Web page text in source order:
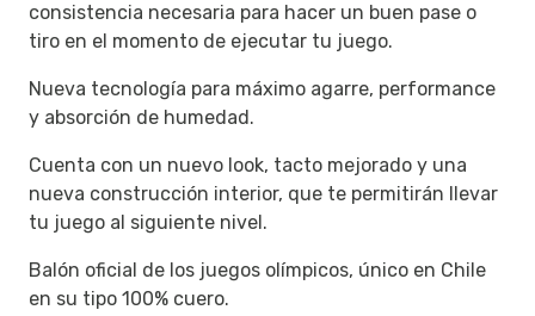
consistencia necesaria para hacer un buen pase o
tiro en el momento de ejecutar tu juego.
Nueva tecnología para máximo agarre, performance
y absorción de humedad.
Cuenta con un nuevo look, tacto mejorado y una
nueva construcción interior, que te permitirán llevar
tu juego al siguiente nivel.
Balón oficial de los juegos olímpicos, único en Chile
en su tipo 100% cuero.